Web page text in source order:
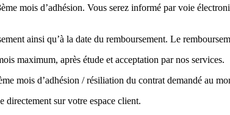
mois d’adhésion. Vous serez informé par voie
ainsi qu’à la date du remboursement. Le
maximum, après étude et acceptation par nos services.
mois d’adhésion / résiliation du contrat demandé au
sur votre espace client.